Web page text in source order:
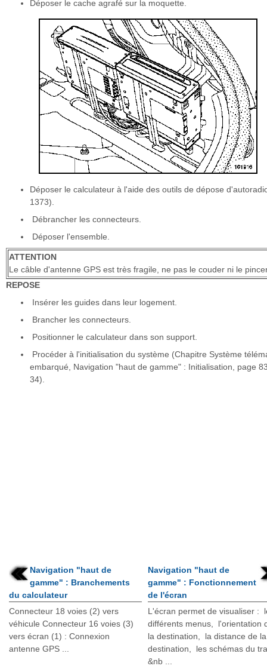
Déposer le cache agrafé sur la moquette.
Déposer le calculateur à l'aide des outils de dépose
1373).
Débrancher les connecteurs.
Déposer l'ensemble.
ATTENTION
Le câble d'antenne GPS est très fragile, ne pas le couder ni le
REPOSE
Insérer les guides dans leur logement.
Brancher les connecteurs.
Positionner le calculateur dans son support.
Procéder à l'initialisation du système (Chapitre Système
embarqué, Navigation "haut de gamme" : Initialisation, page
34).
Navigation "haut de
gamme" : Branchements
du calculateur
Connecteur 18 voies (2) vers
véhicule Connecteur 16 voies (3)
vers écran (1) : Connexion
antenne GPS ...
Navigation "haut de
gamme" : Fonctionnement
de l'écran
L'écran permet de visualiser :
différents menus, l'orientation
la destination, la distance de la
destination, les schémas du
&nb ...